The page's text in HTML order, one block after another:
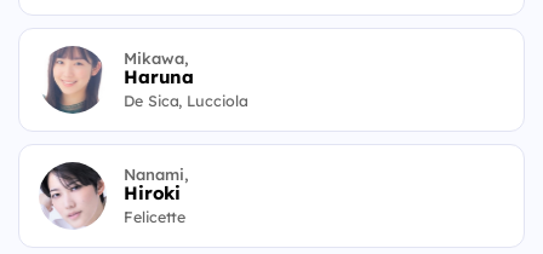
Mikawa,
Haruna
De Sica, Lucciola
Nanami,
Hiroki
Felicette